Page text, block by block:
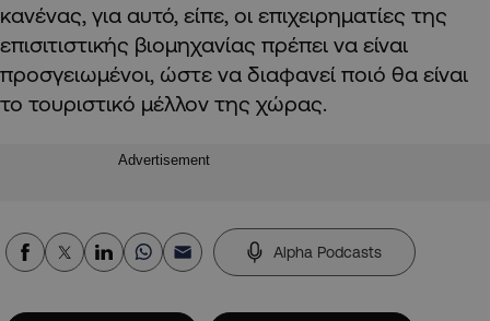
κανένας, για αυτό, είπε, οι επιχειρηματίες της
επισιτιστικής βιομηχανίας πρέπει να είναι
προσγειωμένοι, ώστε να διαφανεί ποιό θα είναι
το τουριστικό μέλλον της χώρας.
Advertisement
Alpha Podcasts